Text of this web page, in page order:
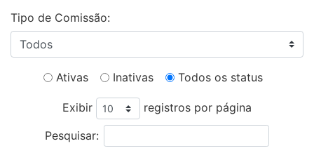
Tipo de Comissão:
Ativas Inativas Todos os status
Exibir registros por página
Pesquisar: